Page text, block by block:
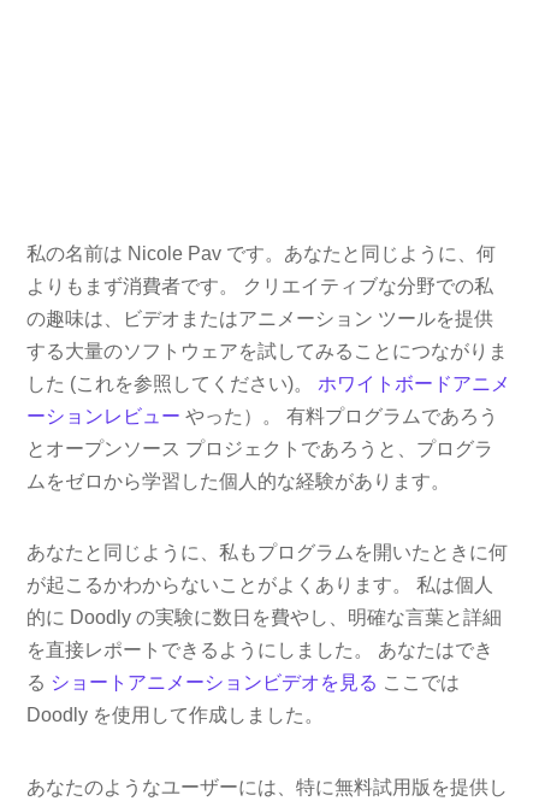
私の名前は Nicole Pav です。あなたと同じように、何
よりもまず消費者です。 クリエイティブな分野での私
の趣味は、ビデオまたはアニメーション ツールを提供
する大量のソフトウェアを試してみることにつながりま
した (これを参照してください)。 ホワイトボードアニメ
ーションレビュー やった）。 有料プログラムであろう
とオープンソース プロジェクトであろうと、プログラ
ムをゼロから学習した個人的な経験があります。
あなたと同じように、私もプログラムを開いたときに何
が起こるかわからないことがよくあります。 私は個人
的に Doodly の実験に数日を費やし、明確な言葉と詳細
を直接レポートできるようにしました。 あなたはでき
る ショートアニメーションビデオを見る ここでは
Doodly を使用して作成しました。
あなたのようなユーザーには、特に無料試用版を提供し